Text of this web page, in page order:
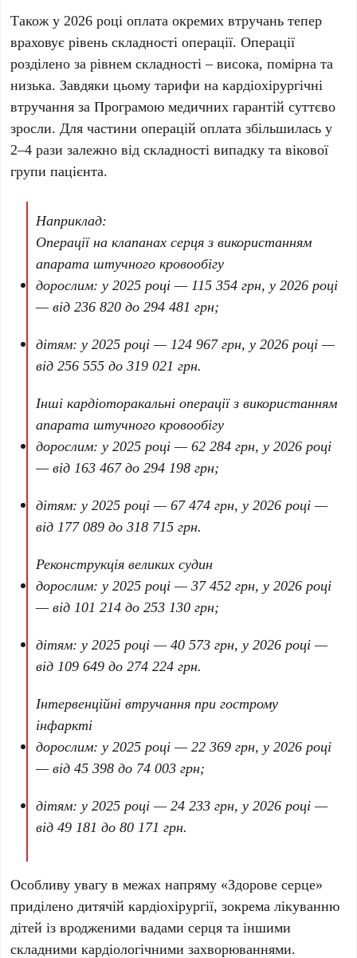
Також у2026 році оплата окремих втручань тепер
враховує рівень складності операції. Операції
розділено за рівнем складності – висока, помірна та
низька. Завдяки цьому тарифи на кардіохірургічні
втручання заПрограмою медичних гарантій суттєво
зросли. Для частини операцій оплата збільшилась у
2–4 рази залежно від складності випадку та вікової
групи пацієнта.
Наприклад:
Операції на клапанах серця з використанням
апарата штучного кровообігу
дорослим: у2025 році—115 354 грн, у2026 році
— від236 820 до294 481 грн;
дітям: у2025 році—124 967 грн, у2026 році—
від256 555 до319 021 грн.
Інші кардіоторакальні операції з використанням
апарата штучного кровообігу
дорослим: у2025 році—62 284 грн, у2026 році
— від163 467до294 198 грн;
дітям: у2025 році—67 474 грн, у2026 році—
від177 089 до318 715 грн.
Реконструкція великих судин
дорослим: у2025 році—37 452 грн, у2026 році
— від101 214 до253 130 грн;
дітям: у2025 році—40 573 грн, у2026 році—
від109 649 до274 224 грн.
Інтервенційні втручання при гострому
інфаркті
дорослим: у2025 році—22 369 грн, у2026 році
— від45 398 до 74 003 грн;
дітям: у2025 році—24 233 грн, у2026 році—
від49 181 до80 171 грн.
Особливу увагу в межах напряму «Здорове серце»
приділено дитячій кардіохірургії, зокрема лікуванню
дітей із вродженими вадами серця та іншими
складними кардіологічними захворюваннями.